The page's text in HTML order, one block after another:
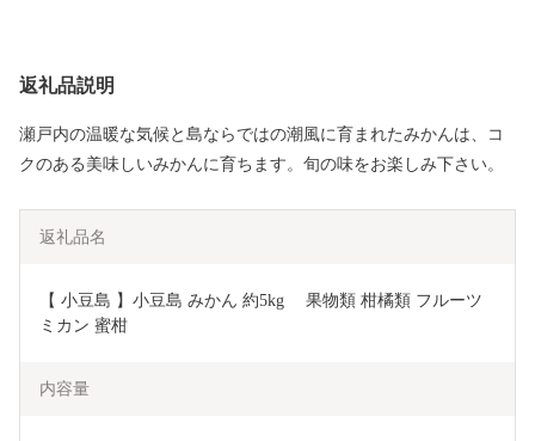
返礼品説明
瀬戸内の温暖な気候と島ならではの潮風に育まれたみかんは、コ
クのある美味しいみかんに育ちます。旬の味をお楽しみ下さい。
返礼品名
【 小豆島 】小豆島 みかん 約5kg　 果物類 柑橘類 フルーツ
ミカン 蜜柑
内容量